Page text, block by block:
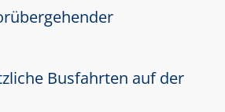
Busfahrten auf der